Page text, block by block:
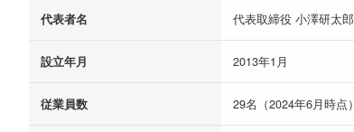
代表者名 代表取締役 小澤研太郎
設立年月 2013年1月
従業員数 29名（2024年6月時点）